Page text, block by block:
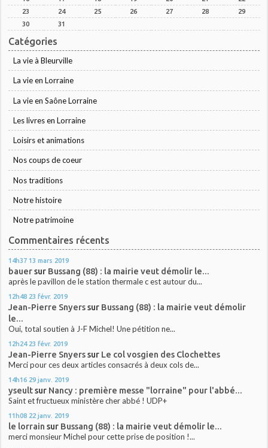
23
24 25 26 27 28
29
30
31
Catégories
La vie à Bleurville
La vie en Lorraine
La vie en Saône Lorraine
Les livres en Lorraine
Loisirs et animations
Nos coups de coeur
Nos traditions
Notre histoire
Notre patrimoine
Commentaires récents
14h37 13 mars 2019
bauersur Bussang (88) : la mairie veut démolir le...
après le pavillon de le station thermale c est autour du...
12h48 23 févr. 2019
Jean-Pierre Snyerssur Bussang (88) : la mairie veut démolir
le...
Oui, total soutien à J-F Michel! Une pétition ne...
12h24 23 févr. 2019
Jean-Pierre Snyerssur Le col vosgien des Clochettes
Merci pour ces deux articles consacrés à deux cols de...
14h16 29 janv. 2019
yseultsur Nancy : première messe "lorraine" pour l'abbé...
Saint et fructueux ministère cher abbé ! UDP+
11h08 22 janv. 2019
le lorrain sur Bussang (88) : la mairie veut démolir le...
merci monsieur Michel pour cette prise de position !...